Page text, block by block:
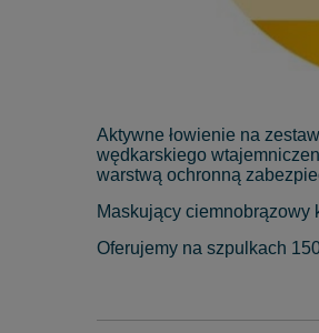
Aktywne łowienie na
wędkarskiego
warstwą ochronną
Maskujący ciemnobrązowy
Oferujemy na szpulkach